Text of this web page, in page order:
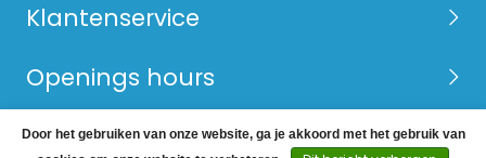
Klantenservice
Openings hours
© Copyright 2026 Mijn Bus is Top -Webshop laten
Door het gebruiken van onze website, ga je akkoord met het gebruik van